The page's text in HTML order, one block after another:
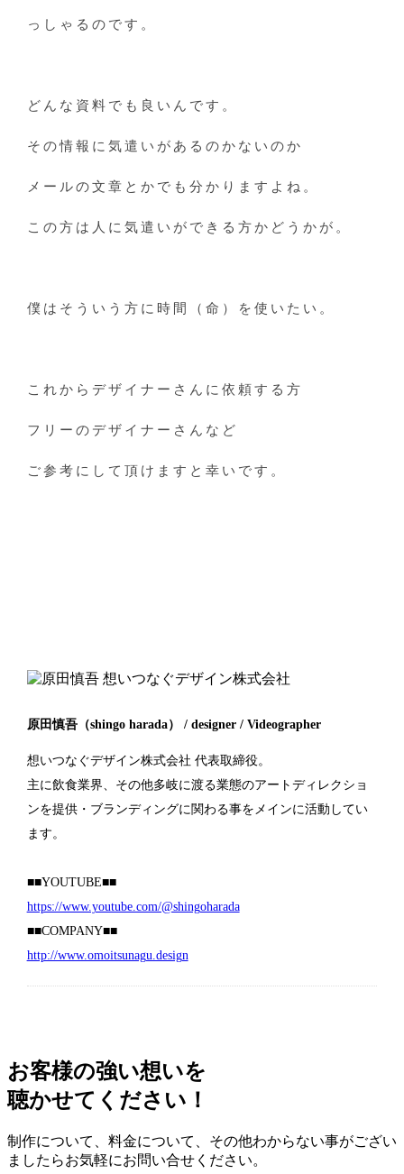
っしゃるのです。
どんな資料でも良いんです。
その情報に気遣いがあるのかないのか
メールの文章とかでも分かりますよね。
この方は人に気遣いができる方かどうかが。
僕はそういう方に時間（命）を使いたい。
これからデザイナーさんに依頼する方
フリーのデザイナーさんなど
ご参考にして頂けますと幸いです。
原田慎吾（shingo harada） / designer / Videographer
想いつなぐデザイン株式会社 代表取締役。
主に飲食業界、その他多岐に渡る業態のアートディレクショ
ンを提供・ブランディングに関わる事をメインに活動してい
ます。
■■YOUTUBE■■
https://www.youtube.com/@shingoharada
■■COMPANY■■
http://www.omoitsunagu.design
お客様の強い想いを
聴かせてください！
制作について、料金について、その他わからない事がござい
ましたらお気軽にお問い合せください。